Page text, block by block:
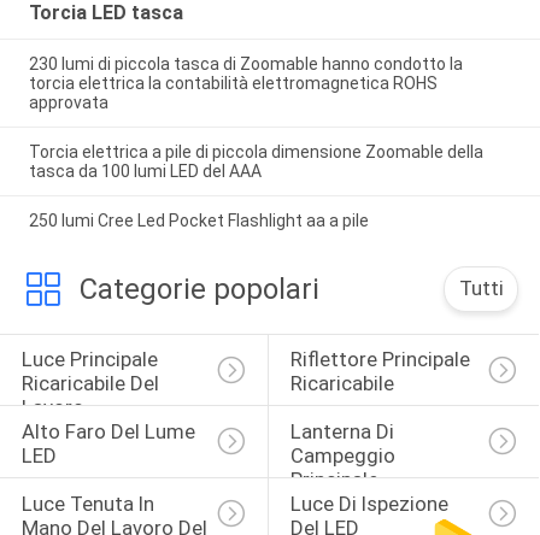
Torcia LED tasca
230 lumi di piccola tasca di Zoomable hanno condotto la
torcia elettrica la contabilità elettromagnetica ROHS
approvata
Torcia elettrica a pile di piccola dimensione Zoomable della
tasca da 100 lumi LED del AAA
250 lumi Cree Led Pocket Flashlight aa a pile
Categorie popolari Tutti
Luce Principale
Ricaricabile Del
Lavoro
Riflettore Principale
Ricaricabile
Alto Faro Del Lume
LED
Lanterna Di
Campeggio
Principale
Luce Tenuta In
Mano Del Lavoro Del
Luce Di Ispezione
Del LED